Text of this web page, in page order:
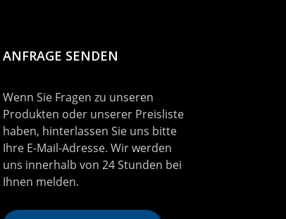
ANFRAGE SENDEN
Wenn Sie Fragen zu unseren
Produkten oder unserer Preisliste
haben, hinterlassen Sie uns bitte
Ihre E-Mail-Adresse. Wir werden
uns innerhalb von 24 Stunden bei
Ihnen melden.